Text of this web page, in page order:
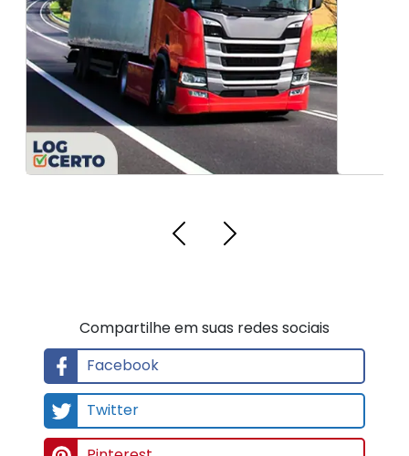
Compartilhe em suas redes sociais
Facebook
Twitter